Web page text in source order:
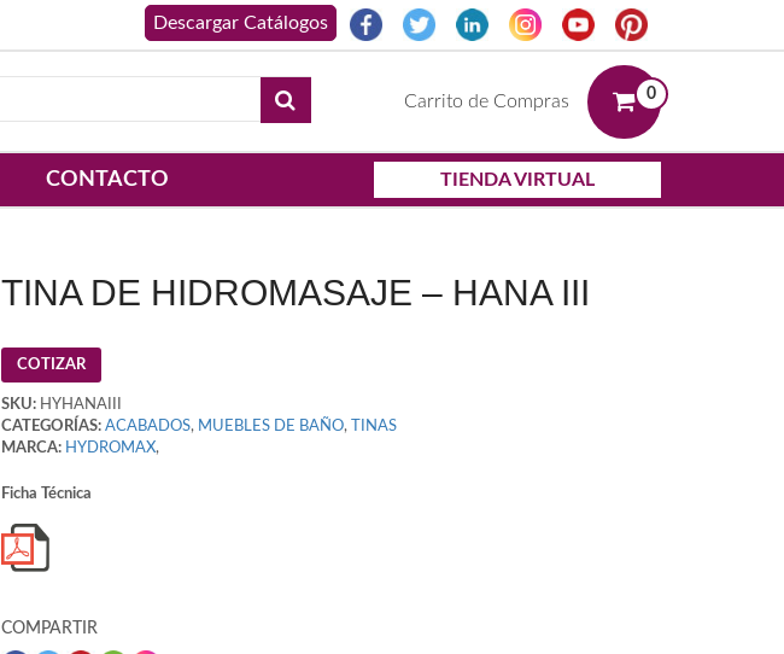
Carrito de Compras 0
CONTACTO TIENDA VIRTUAL
TINA DE HIDROMASAJE – HANA III
COTIZAR
SKU:HYHANAIII
CATEGORÍAS: ACABADOS, MUEBLES DE BAÑO,
TINAS
MARCA: HYDROMAX,
Ficha Técnica
COMPARTIR